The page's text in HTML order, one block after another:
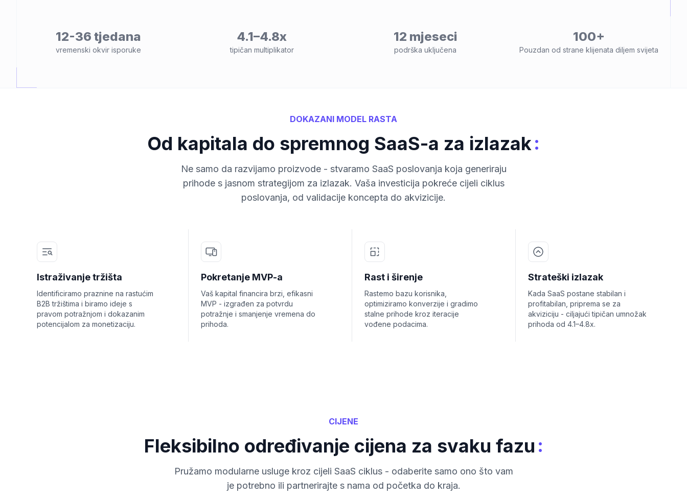
12-36 tjedana
vremenski okvir isporuke
4.1–4.8x
tipičan multiplikator
12 mjeseci
podrška uključena
100+
Pouzdan od strane klijenata diljem svijeta
DOKAZANI MODEL RASTA
Od kapitala do spremnog SaaS-a za izlazak:
Ne samo da razvijamo proizvode - stvaramo SaaS poslovanja koja generiraju
prihode s jasnom strategijom za izlazak. Vaša investicija pokreće cijeli ciklus
poslovanja, od validacije koncepta do akvizicije.
Istraživanje tržišta
Identificiramo praznine na rastućim
B2B tržištima i biramo ideje s
pravom potražnjom i dokazanim
potencijalom za monetizaciju.
Pokretanje MVP-a
Vaš kapital financira brzi, efikasni
MVP - izgrađen za potvrdu
potražnje i smanjenje vremena do
prihoda.
Rast i širenje
Rastemo bazu korisnika,
optimiziramo konverzije i gradimo
stalne prihode kroz iteracije
vođene podacima.
Strateški izlazak
Kada SaaS postane stabilan i
profitabilan, priprema se za
akviziciju - ciljajući tipičan umnožak
prihoda od 4.1–4.8x.
CIJENE
Fleksibilno određivanje cijena za svaku fazu :
Pružamo modularne usluge kroz cijeli SaaS ciklus - odaberite samo ono što vam
je potrebno ili partnerirajte s nama od početka do kraja.